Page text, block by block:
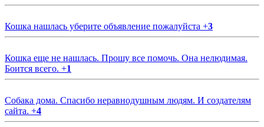
Кошка нашлась уберите объявление пожалуйста +3
Кошка еще не нашлась. Прошу все помочь. Она нелюдимая.
Боится всего. +1
Собака дома. Спасибо неравнодушным людям. И создателям
сайта. +4